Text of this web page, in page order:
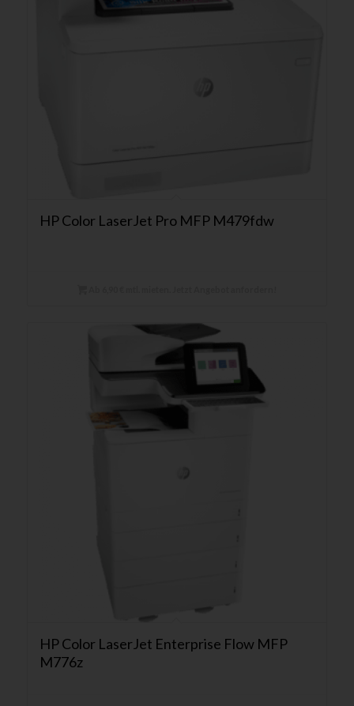
HP Color LaserJet Pro MFP M479fdw
HP Color LaserJet Enterprise Flow MFP
M776z